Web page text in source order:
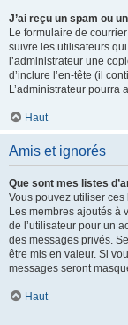
J’ai reçu un spam ou
Le formulaire de
suivre les utilisateurs
l’administrateur une
d’inclure l’en-tête (il
L’administrateur pourra
Haut
Amis et ignorés
Que sont mes listes
Vous pouvez utiliser
Les membres ajoutés à
de l’utilisateur pour un
des messages privés.
être mis en valeur. Si
messages seront
Haut